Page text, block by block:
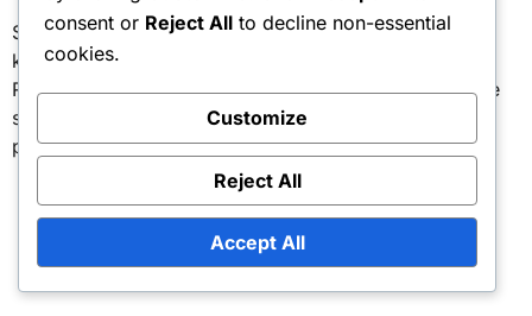
Soorituse analüüsi tööriistade kasutamisel veenduge, et
kogutud andmed oleksid asjakohased ja rakendatavad.
Regulaarne ülevaatus ja treeningstrateegiate kohandamine
soorituse ülevaadete põhjal aitab maksimeerida sportlase
potentsiaali.
consent or Reject All to decline non-essential
cookies.
Customize
Reject All
Accept All